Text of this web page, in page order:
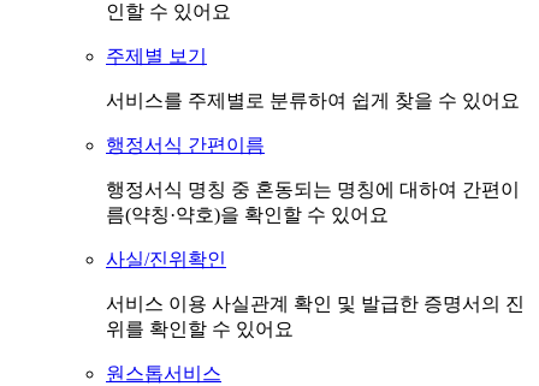
인할 수 있어요
주제별 보기
서비스를 주제별로 분류하여 쉽게 찾을 수 있어요
행정서식 간편이름
행정서식 명칭 중 혼동되는 명칭에 대하여 간편이
름(약칭·약호)을 확인할 수 있어요
사실/진위확인
서비스 이용 사실관계 확인 및 발급한 증명서의 진
위를 확인할 수 있어요
원스톱서비스